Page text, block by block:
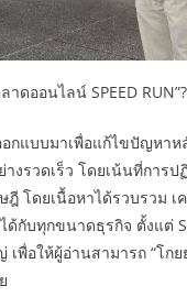
าดออนไลน์ SPEED RUN”?
กแบบมาเพื่อแก้ไขปัญหาห
างรวดเร็ว โดยเน้นที่การ
ฎี โดยเนื้อหาได้รวบรวม
ด้กับทุกขนาดธุรกิจ ตั้งแต่
เพื่อให้ผู้อ่านสามารถ “โก